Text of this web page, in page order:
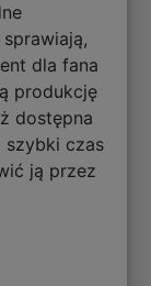
dla fana
produkcję
dostępna
szybki czas
ją przez